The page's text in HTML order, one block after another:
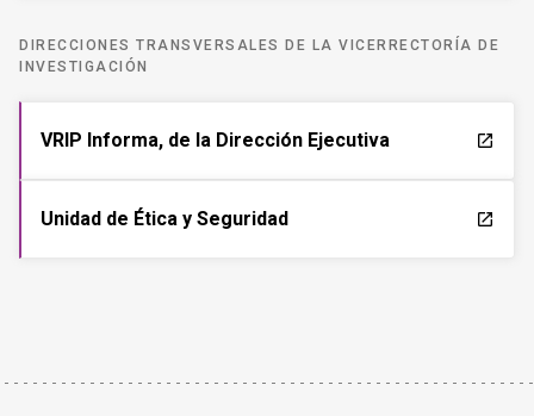
DIRECCIONES TRANSVERSALES DE LA VICERRECTORÍA DE
INVESTIGACIÓN
VRIP Informa, de la Dirección Ejecutiva launch
Unidad de Ética y Seguridad launch